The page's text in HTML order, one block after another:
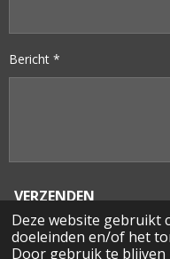
Deze website gebruikt
doeleinden en/of het
Door gebruik te blijven
Bericht *
VERZENDEN
© 2023GTTOOLS